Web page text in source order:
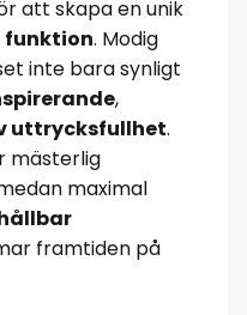
att skapa en unik
funktion. Modig
inte bara synligt
,
uttrycksfullhet.
mästerlig
maximal
framtiden på